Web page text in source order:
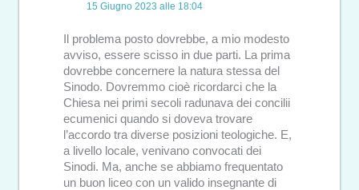
15 Giugno 2023 alle 18:04
Il problema posto dovrebbe, a mio modesto
avviso, essere scisso in due parti. La prima
dovrebbe concernere la natura stessa del
Sinodo. Dovremmo cioè ricordarci che la
Chiesa nei primi secoli radunava dei concilii
ecumenici quando si doveva trovare
l’accordo tra diverse posizioni teologiche. E,
a livello locale, venivano convocati dei
Sinodi. Ma, anche se abbiamo frequentato
un buon liceo con un valido insegnante di